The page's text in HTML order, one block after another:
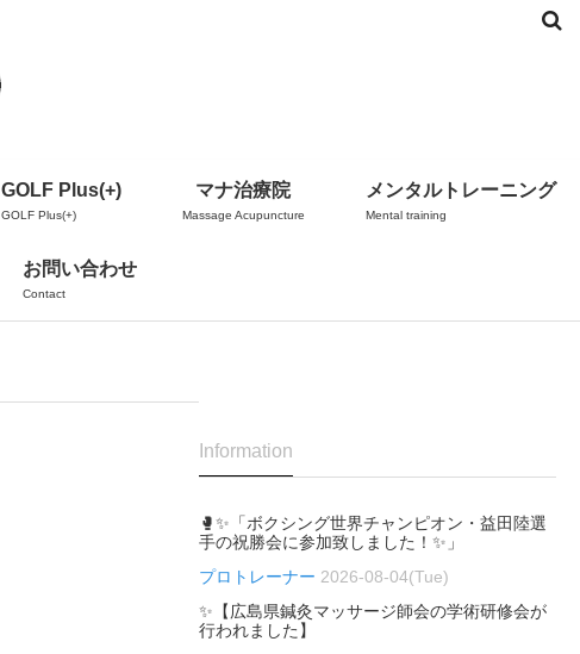
GOLF Plus(+)
GOLF Plus(+)
マナ治療院
Massage Acupuncture
メンタルトレーニング
Mental training
お問い合わせ
Contact
Information
🥊✨「ボクシング世界チャンピオン・益田陸選
手の祝勝会に参加致しました！✨」
プロトレーナー 2026-08-04(Tue)
✨【広島県鍼灸マッサージ師会の学術研修会が
行われました】